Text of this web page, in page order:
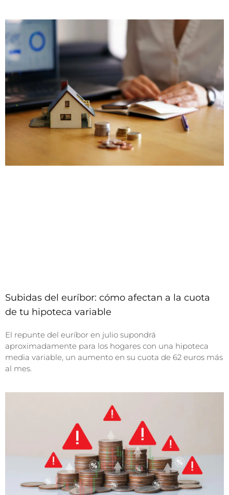
Subidas del euríbor: cómo afectan a la cuota
de tu hipoteca variable
El repunte del euríbor en julio supondrá
aproximadamente para los hogares con una hipoteca
media variable, un aumento en su cuota de 62 euros más
al mes.